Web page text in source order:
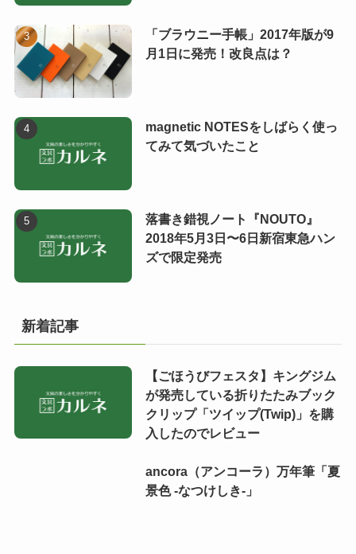
「ブラウニー手帳」2017年版が9
月1日に発売！改良点は？
magnetic NOTESをしばらく使っ
てみて気づいたこと
落書き錯視ノート『NOUTO』
2018年5月3日〜6日新宿東急ハン
ズで限定発売
新着記事
【ごほうびフェスタ】キングジム
が発売している折りたたみブック
クリップ「ツイップ(Twip)」を購
入したのでレビュー
ancora（アンコーラ）万年筆「夏
景色 -なつけしき-」